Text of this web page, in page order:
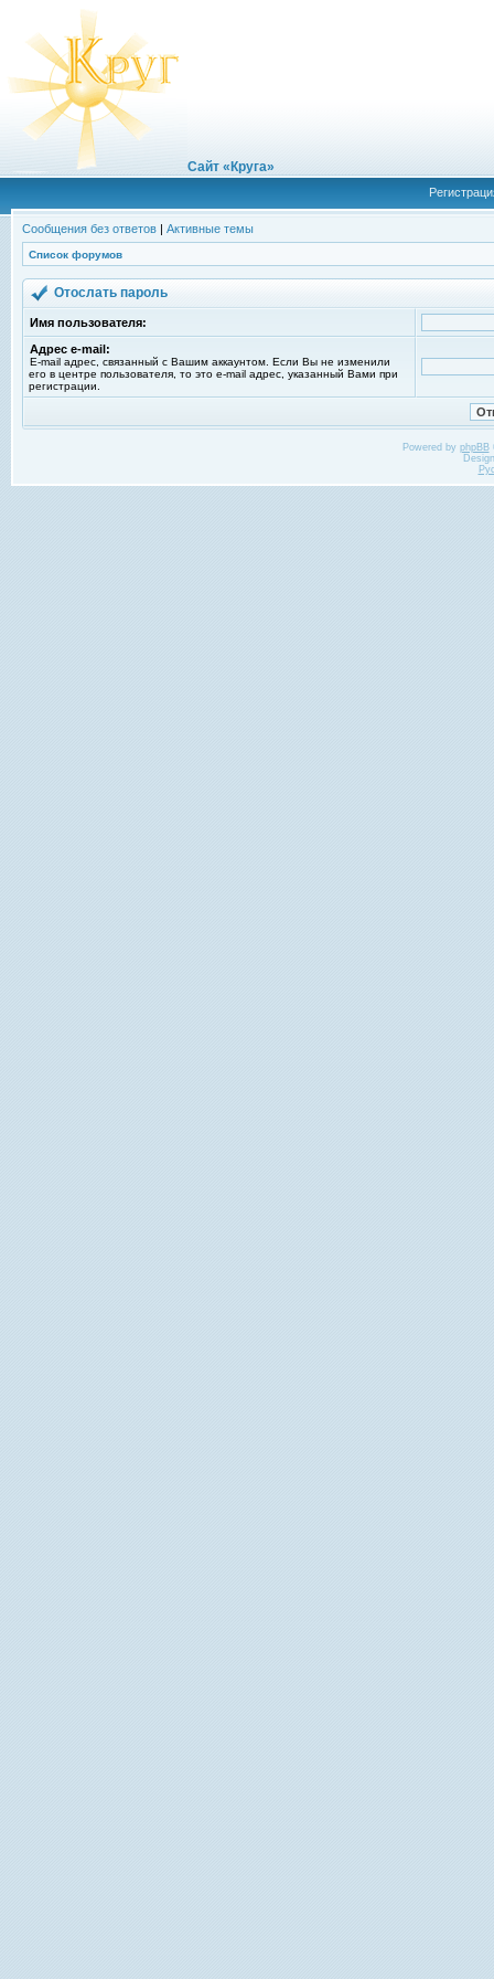
Сайт «Круга»
Сообщения без ответов | Активные темы
Список форумов
Отослать пароль
Имя пользователя:
Адрес e-mail:
E-mail адрес, связанный с Вашим аккаунтом. Если Вы не изменили
его в центре пользователя, то это e-mail адрес, указанный Вами при
регистрации.
Powered by phpBB